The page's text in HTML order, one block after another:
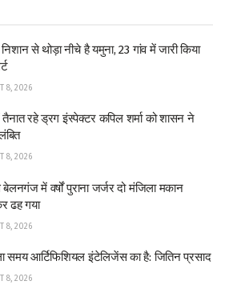
से थोड़ा नीचे है यमुना, 23 गांव में जारी किया
8, 2026
रहे ड्रग इंस्पेक्टर कपिल शर्मा को शासन ने
8, 2026
बेलनगंज में वर्षों पुराना जर्जर दो मंजिला मकान
ढह गया
8, 2026
समय आर्टिफिशियल इंटेलिजेंस का है: जितिन प्रसाद
8, 2026